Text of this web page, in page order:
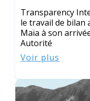
Transparency
le travail de bilan
Maïa à son
Autorité
Voir plus